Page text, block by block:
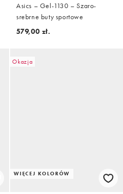
Asics – Gel-1130 – Szaro-
srebrne buty sportowe
579,00 zł.
Okazja
WIĘCEJ KOLORÓW